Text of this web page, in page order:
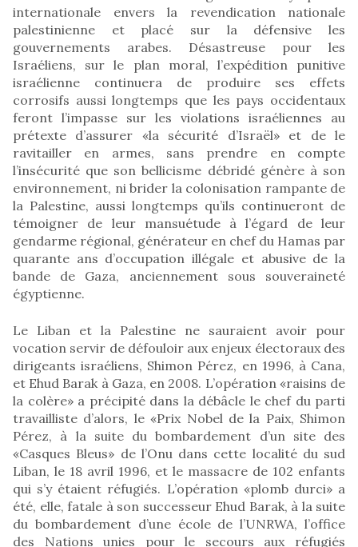
internationale envers la revendication nationale
palestinienne et placé sur la défensive les
gouvernements arabes. Désastreuse pour les
Israéliens, sur le plan moral, l’expédition punitive
israélienne continuera de produire ses effets
corrosifs aussi longtemps que les pays occidentaux
feront l’impasse sur les violations israéliennes au
prétexte d’assurer «la sécurité d’Israël» et de le
ravitailler en armes, sans prendre en compte
l’insécurité que son bellicisme débridé génère à son
environnement, ni brider la colonisation rampante de
la Palestine, aussi longtemps qu’ils continueront de
témoigner de leur mansuétude à l’égard de leur
gendarme régional, générateur en chef du Hamas par
quarante ans d’occupation illégale et abusive de la
bande de Gaza, anciennement sous souveraineté
égyptienne.
Le Liban et la Palestine ne sauraient avoir pour
vocation servir de défouloir aux enjeux électoraux des
dirigeants israéliens, Shimon Pérez, en 1996, à Cana,
et Ehud Barak à Gaza, en 2008. L’opération «raisins de
la colère» a précipité dans la débâcle le chef du parti
travailliste d’alors, le «Prix Nobel de la Paix, Shimon
Pérez, à la suite du bombardement d’un site des
«Casques Bleus» de l’Onu dans cette localité du sud
Liban, le 18 avril 1996, et le massacre de 102 enfants
qui s’y étaient réfugiés. L’opération «plomb durci» a
été, elle, fatale à son successeur Ehud Barak, à la suite
du bombardement d’une école de l’UNRWA, l’office
des Nations unies pour le secours aux réfugiés